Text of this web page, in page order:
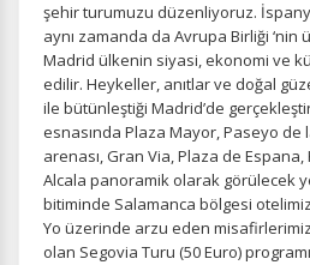
şehir turumuzu düzenliyoruz.
aynı zamanda da Avrupa Birliği
Madrid ülkenin siyasi, ekonomi ve
edilir. Heykeller, anıtlar ve doğal
ile bütünleştiği Madrid’de
esnasında Plaza Mayor, Paseyo de
arenası, Gran Via, Plaza de
Alcala panoramik olarak görülecek
bitiminde Salamanca bölgesi
Yo üzerinde arzu eden
olan Segovia Turu (50 Euro)